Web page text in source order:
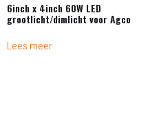
6inch x 4inch 60W LED
grootlicht/dimlicht voor Agco
Lees meer